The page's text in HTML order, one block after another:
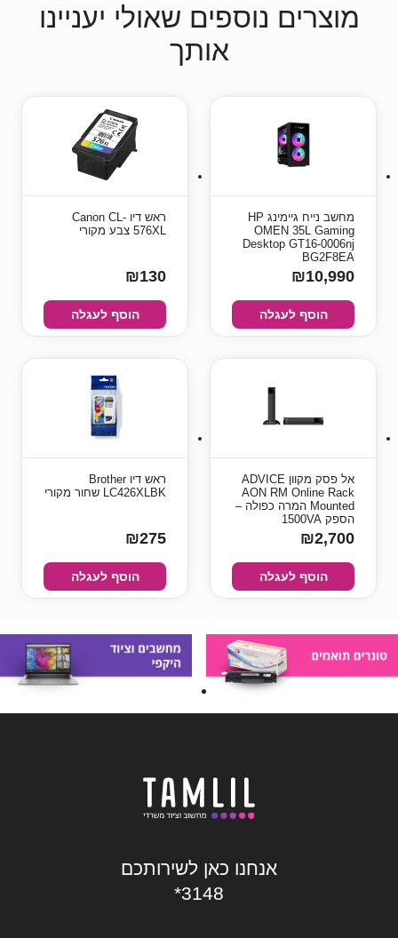
מוצרים נוספים שאולי יעניינו
אותך
מחשב נייח גיימינג HP
OMEN 35L Gaming
Desktop GT16-0006nj
BG2F8EA
₪10,990
הוסף לעגלה
ראש דיו Canon CL-
576XL צבע מקורי
₪130
הוסף לעגלה
‏אל פסק מקוון ADVICE
AON RM Online Rack
Mounted המרה כפולה –
הספק 1500VA
₪2,700
הוסף לעגלה
ראש דיו Brother
LC426XLBK שחור מקורי
₪275
הוסף לעגלה
אנחנו כאן לשירותכם
*3148